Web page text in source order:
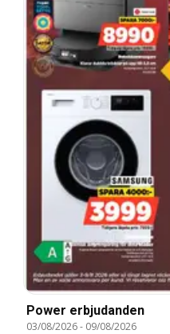
Power erbjudanden
03/08/2026- 09/08/2026